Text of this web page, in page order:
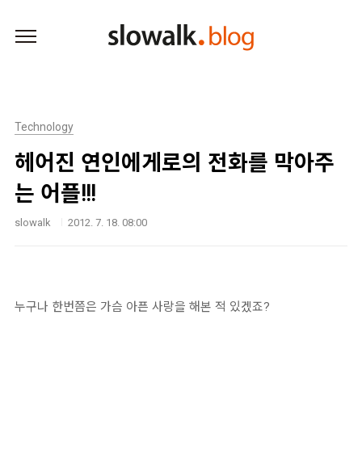
Technology
헤어진 연인에게로의 전화를 막아주
는 어플!!!
slowalk 2012. 7. 18. 08:00
누구나 한번쯤은 가슴 아픈 사랑을 해본 적 있겠죠?